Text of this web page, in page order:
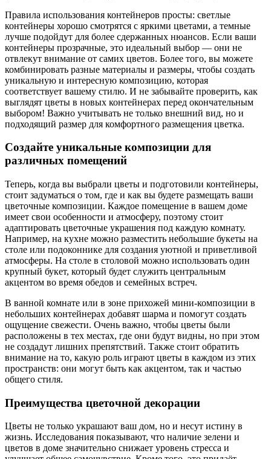
Правила использования контейнеров просты: светлые
контейнеры хорошо смотрятся с яркими цветами, а темные
лучше подойдут для более сдержанных нюансов. Если ваши
контейнеры прозрачные, это идеальный выбор — они не
отвлекут внимание от самих цветов. Более того, вы можете
комбинировать разные материалы и размеры, чтобы создать
уникальную и интересную композицию, которая
соответствует вашему стилю. И не забывайте проверить, как
выглядят цветы в новых контейнерах перед окончательным
выбором! Важно учитывать не только внешний вид, но и
подходящий размер для комфортного размещения цветка.
Создайте уникальные композиции для
различных помещений
Теперь, когда вы выбрали цветы и подготовили контейнеры,
стоит задуматься о том, где и как вы будете размещать ваши
цветочные композиции. Каждое помещение в вашем доме
имеет свои особенности и атмосферу, поэтому стоит
адаптировать цветочные украшения под каждую комнату.
Например, на кухне можно разместить небольшие букеты на
столе или подоконнике для создания уютной и приветливой
атмосферы. На столе в столовой можно использовать один
крупный букет, который будет служить центральным
акцентом во время обедов и семейных встреч.
В ванной комнате или в зоне прихожей мини-композиции в
небольших контейнерах добавят шарма и помогут создать
ощущение свежести. Очень важно, чтобы цветы были
расположены в тех местах, где они будут видны, но при этом
не создадут лишних препятствий. Также стоит обратить
внимание на то, какую роль играют цветы в каждом из этих
пространств: они могут быть как акцентом, так и частью
общего стиля.
Преимущества цветочной декорации
Цветы не только украшают ваш дом, но и несут истину в
жизнь. Исследования показывают, что наличие зелени и
цветов в доме значительно снижает уровень стресса и